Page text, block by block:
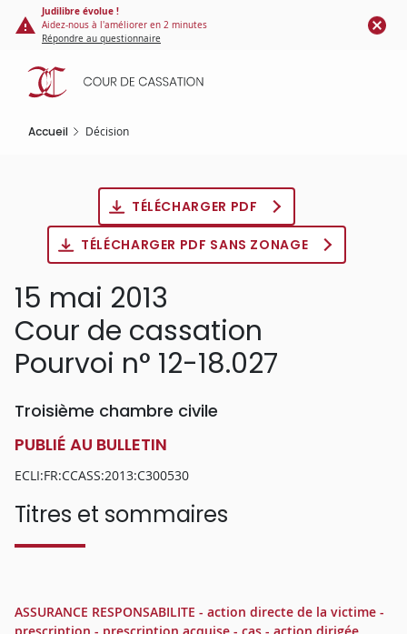
Panneau de gestion des cookies
contenu
principal
Judilibre évolue !
Aidez-nous à l'améliorer en 2 minutes
Répondre au questionnaire
Accueil Décision
TÉLÉCHARGER PDF
TÉLÉCHARGER PDF SANS ZONAGE
15 mai 2013
Cour de cassation
Pourvoi n° 12-18.027
Troisième chambre civile
PUBLIÉ AU BULLETIN
ECLI:FR:CCASS:2013:C300530
Titres et sommaires
ASSURANCE RESPONSABILITE - action directe de la victime -